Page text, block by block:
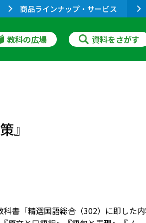
商品ラインナップ・サービス
教科の広場 資料をさがす
』
書「精選国語総合（302）に即した